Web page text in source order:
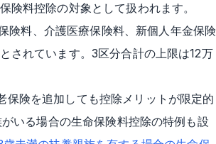
料控除の対象として扱われます。
険料、介護医療保険料、新個人年金保険
されています。3区分合計の上限は12万
険を追加しても控除メリットが限定的
いる場合の生命保険料控除の特例も設